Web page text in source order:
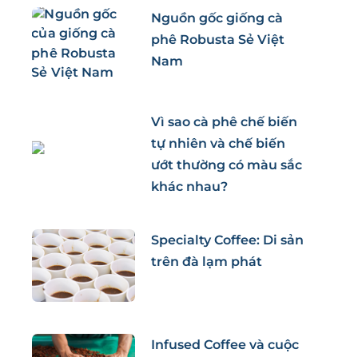
Nguồn gốc giống cà
phê Robusta Sẻ Việt
Nam
Vì sao cà phê chế biến
tự nhiên và chế biến
ướt thường có màu sắc
khác nhau?
Specialty Coffee: Di sản
trên đà lạm phát
Infused Coffee và cuộc